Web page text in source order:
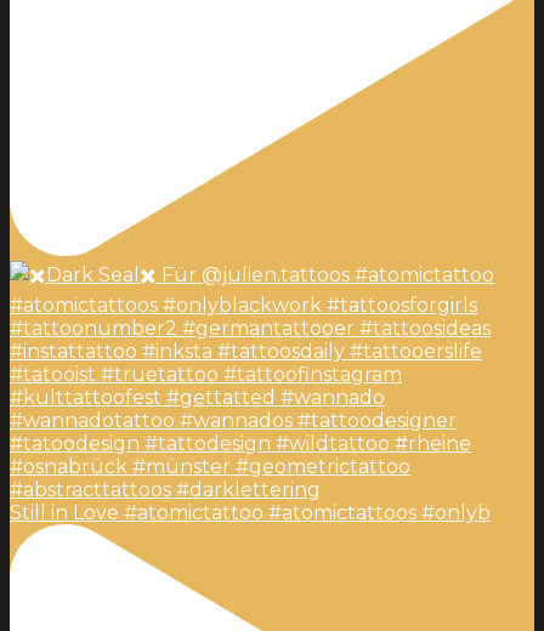
Still in Love #atomictattoo #atomictattoos #onlyb